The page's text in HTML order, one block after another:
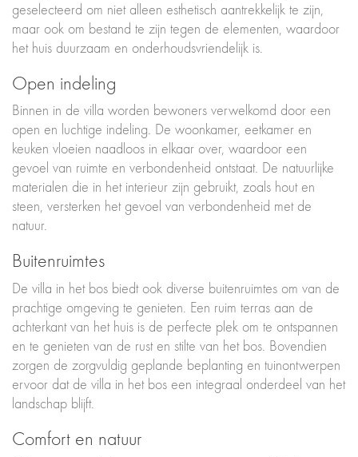
geselecteerd om niet alleen esthetisch aantrekkelijk te zijn,
maar ook om bestand te zijn tegen de elementen, waardoor
het huis duurzaam en onderhoudsvriendelijk is.
Open indeling
Binnen in de villa worden bewoners verwelkomd door een
open en luchtige indeling. De woonkamer, eetkamer en
keuken vloeien naadloos in elkaar over, waardoor een
gevoel van ruimte en verbondenheid ontstaat. De natuurlijke
materialen die in het interieur zijn gebruikt, zoals hout en
steen, versterken het gevoel van verbondenheid met de
natuur.
Buitenruimtes
De villa in het bos biedt ook diverse buitenruimtes om van de
prachtige omgeving te genieten. Een ruim terras aan de
achterkant van het huis is de perfecte plek om te ontspannen
en te genieten van de rust en stilte van het bos. Bovendien
zorgen de zorgvuldig geplande beplanting en tuinontwerpen
ervoor dat de villa in het bos een integraal onderdeel van het
landschap blijft.
Comfort en natuur